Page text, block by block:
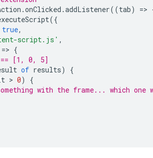
.onClicked .addListener((tab) =>
({
true,
script.js' ,
=> {
[1, 0, 5]
of results)
{
> 0)
{
with the frame... which one